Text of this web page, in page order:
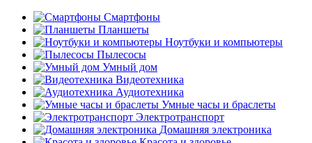
Смартфоны
Планшеты
Ноутбуки и компьютеры
Пылесосы
Умный дом
Видеотехника
Аудиотехника
Умные часы и браслеты
Электротранспорт
Домашняя электроника
раз в 2 недели